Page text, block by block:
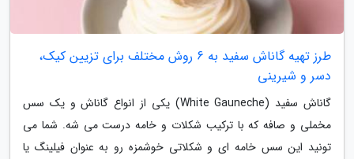
طرز تهیه گاناش سفید به 6 روش مختلف برای تزیین کیک،
دسر و شیرینی
گاناش سفید (White Gauneche) یکی از انواع گاناش و یک سس
مخملی و صافه که با ترکیب شکلات و خامه درست می شه. شما می
تونید این سس خامه ای و شکلاتی خوشمزه رو به عنوان فیلینگ یا